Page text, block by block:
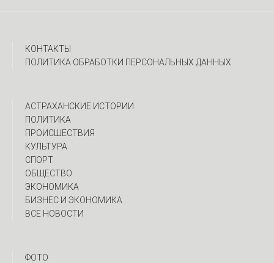
КОНТАКТЫ
ПОЛИТИКА ОБРАБОТКИ ПЕРСОНАЛЬНЫХ ДАННЫХ
АСТРАХАНСКИЕ ИСТОРИИ
ПОЛИТИКА
ПРОИСШЕСТВИЯ
КУЛЬТУРА
СПОРТ
ОБЩЕСТВО
ЭКОНОМИКА
БИЗНЕС И ЭКОНОМИКА
ВСЕ НОВОСТИ
ФОТО